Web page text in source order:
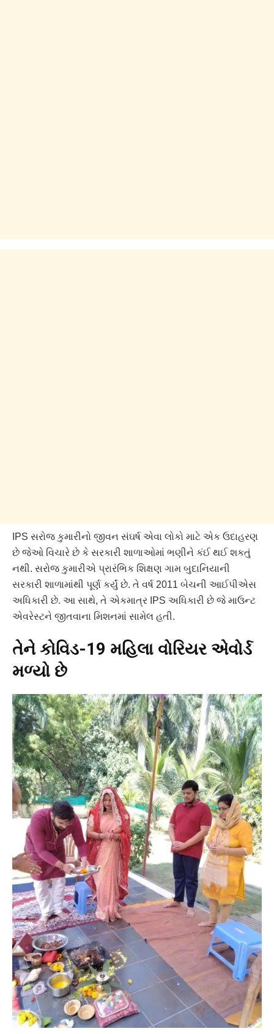
IPS સરોજ કુમારીનો જીવન સંઘર્ષ એવા લોકો માટે એક ઉદાહરણ
છે જેઓ વિચારે છે કે સરકારી શાળાઓમાં ભણીને કંઈ થઈ શકતું
નથી. સરોજ કુમારીએ પ્રારંભિક શિક્ષણ ગામ બુદાનિયાની
સરકારી શાળામાંથી પૂર્ણ કર્યું છે. તે વર્ષ 2011 બેચની આઈપીએસ
અધિકારી છે. આ સાથે, તે એકમાત્ર IPS અધિકારી છે જે માઉન્ટ
એવરેસ્ટને જીતવાના મિશનમાં સામેલ હતી.
તેને કોવિડ-19 મહિલા વોરિયર એવોર્ડ
મળ્યો છે